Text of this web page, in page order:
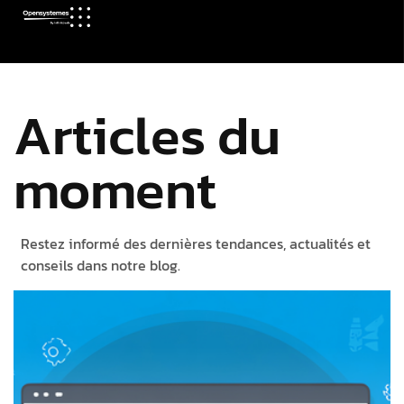
Articles du
moment
Restez informé des dernières tendances, actualités et
conseils dans notre blog.